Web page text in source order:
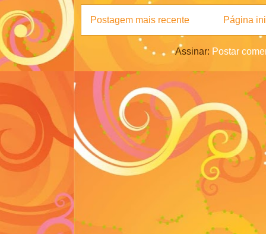
Postagem mais recente Página
Assinar: Postar